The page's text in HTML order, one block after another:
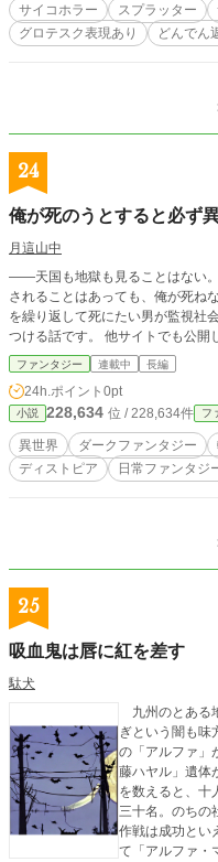
サイコホラー スプラッター
グロテスク表現あり
どんでん
24
俺が死のうとすると必ず
月這山中
――天国も地獄も見ることはない
されることはあっても、俺が死
を繰り返して死にたい男が監視社
つける話です。 他サイトで
ファンタジー 連載中 長編
24h.ポイント 0pt
小説 228,634 位 / 228,634件 フ
異世界 ダークファンタジー
ディストピア
日常ファンタジ
25
吸血鬼は唇に紅を差す
駄犬
九州のとある
ぎという闇も味
の「アルファ」
藤ハヤル」遺体
を数えると、十
三十名。のちの
作戦は成功とい
て「アルファ・